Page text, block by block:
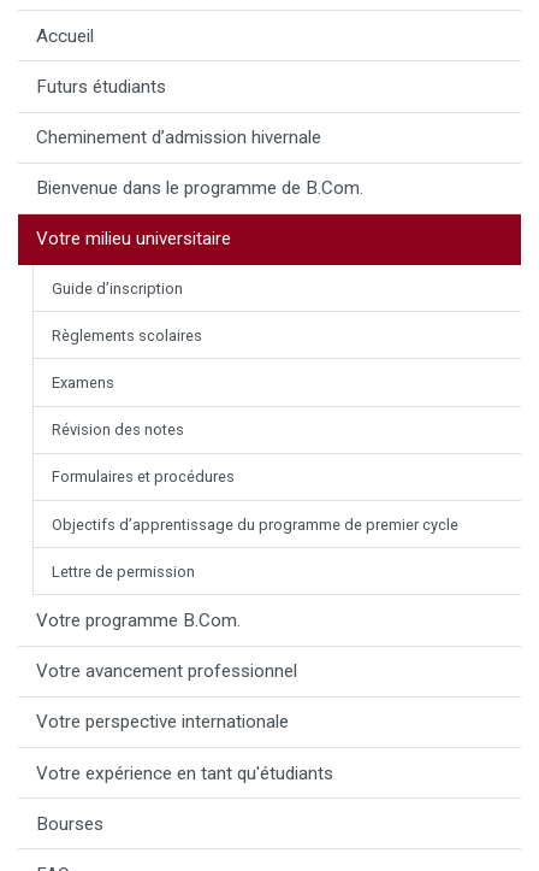
Accueil
Futurs étudiants
Cheminement d’admission hivernale
Bienvenue dans le programme de B.Com.
Votre milieu universitaire
Guide d’inscription
Règlements scolaires
Examens
Révision des notes
Formulaires et procédures
Objectifs d’apprentissage du programme de premier cycle
Lettre de permission
Votre programme B.Com.
Votre avancement professionnel
Votre perspective internationale
Votre expérience en tant qu'étudiants
Bourses